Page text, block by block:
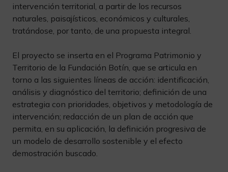
intervención territorial, a partir de los recursos
naturales, paisajísticos, económicos y culturales,
tratándose, por tanto, de una propuesta integral.
El proyecto se inserta en el Programa Patrimonio y
Territorio de la Fundación Botín, que se articula en
torno a las siguientes líneas de acción: identificación,
análisis y diagnóstico del territorio; definición de una
estrategia con prioridades, objetivos y metodología de
intervención; redacción de un plan de acción que
permita, en su aplicación, la definición progresiva de
un modelo de desarrollo sostenible y el efecto
demostración buscado.